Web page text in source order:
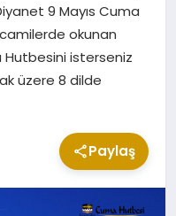
9 Mayıs Cuma
okunan
Hutbesini isterseniz
üzere 8 dilde
Paylaş